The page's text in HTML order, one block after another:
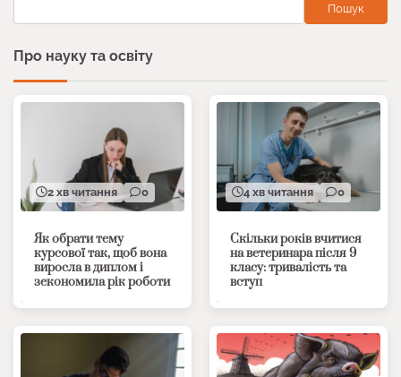
Пошук
Про науку та освіту
2 хв читання 0
Як обрати тему
курсової так, щоб вона
виросла в диплом і
зекономила рік роботи
4 хв читання 0
Скільки років вчитися
на ветеринара після 9
класу: тривалість та
вступ